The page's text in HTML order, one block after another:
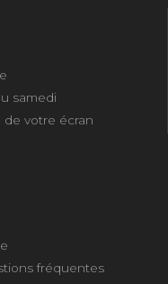
samedi
de votre écran
fréquentes